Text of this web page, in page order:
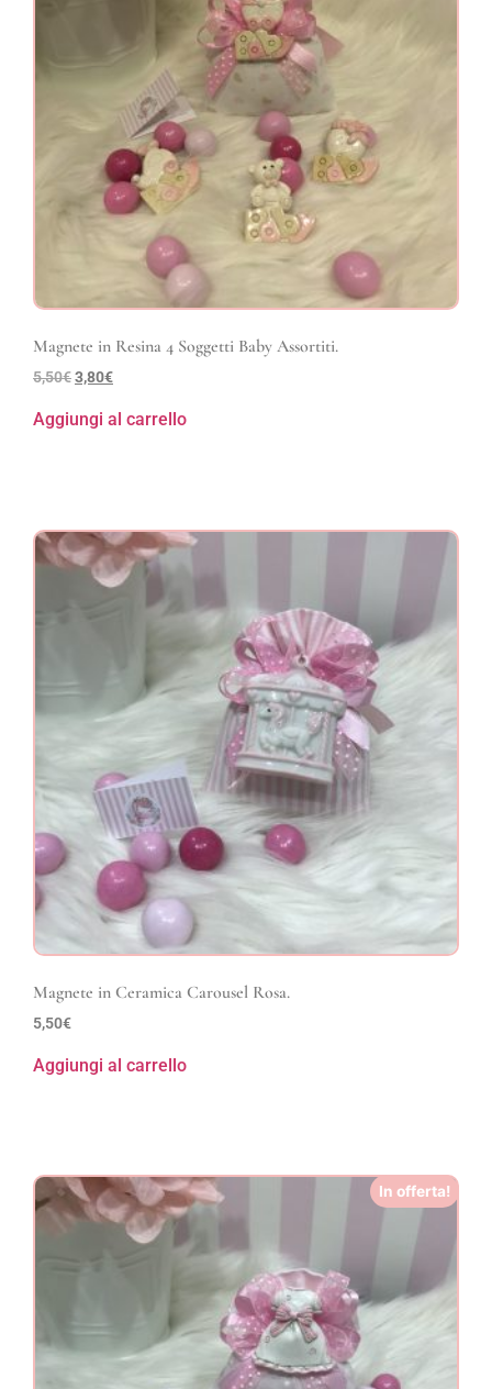
Magnete in Resina 4 Soggetti Baby Assortiti.
5,50€3,80€
Aggiungi al carrello
Magnete in Ceramica Carousel Rosa.
5,50€
Aggiungi al carrello
In offerta!